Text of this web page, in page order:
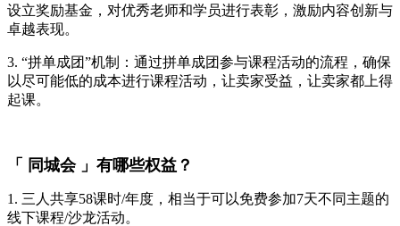
设立奖励基金，对优秀老师和学员进行表彰，激励内容创新与
卓越表现。
3. “拼单成团”机制：通过拼单成团参与课程活动的流程，确保
以尽可能低的成本进行课程活动，让卖家受益，让卖家都上得
起课。
「 同城会 」有哪些权益？
1. 三人共享58课时/年度，相当于可以免费参加7天不同主题的
线下课程/沙龙活动。